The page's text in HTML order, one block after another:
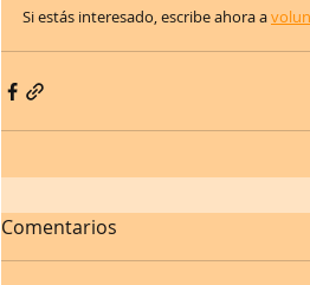
Si estás interesado, escribe ahora a
Comentarios